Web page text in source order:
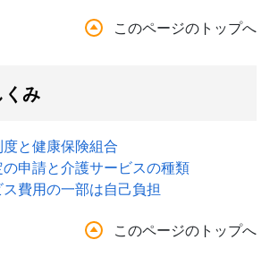
このページのトップへ
み
と健康保険組合
申請と介護サービスの種類
費用の一部は自己負担
このページのトップへ